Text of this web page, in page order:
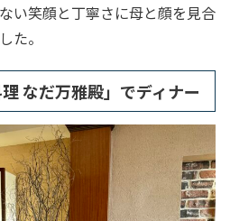
い笑顔と丁寧さに母と顔を見合
た。
なだ万雅殿」でディナー